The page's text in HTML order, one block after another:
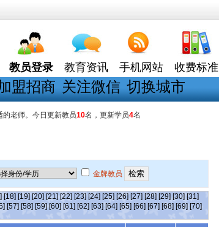
教员登录 教育资讯 手机网站 收费标准
盟招商 关注微信 切换城市
的老师。今日更新教员10名，更新学员4名
金牌教员
[18] [19] [20] [21] [22] [23] [24] [25] [26] [27] [28] [29] [30] [31]
[57] [58] [59] [60] [61] [62] [63] [64] [65] [66] [67] [68] [69] [70]